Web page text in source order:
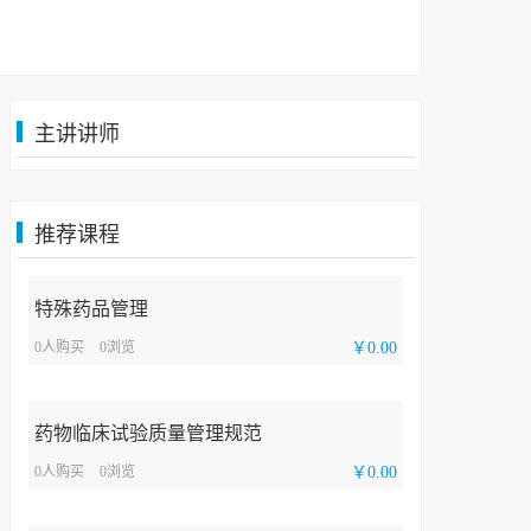
主讲讲师
推荐课程
特殊药品管理
￥0.00
0人购买 0浏览
药物临床试验质量管理规范
￥0.00
0人购买 0浏览